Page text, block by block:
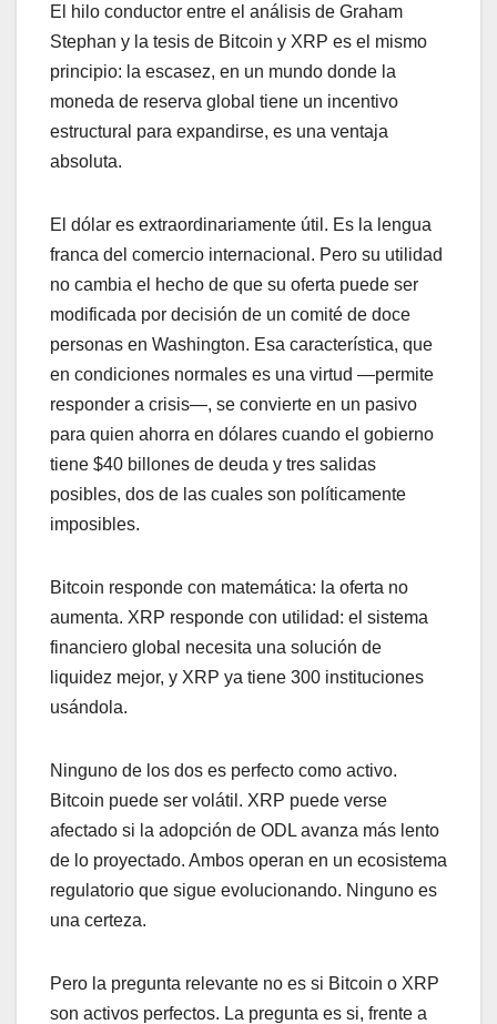
El hilo conductor entre el análisis de Graham
Stephan y la tesis de Bitcoin y XRP es el mismo
principio: la escasez, en un mundo donde la
moneda de reserva global tiene un incentivo
estructural para expandirse, es una ventaja
absoluta.
El dólar es extraordinariamente útil. Es la lengua
franca del comercio internacional. Pero su utilidad
no cambia el hecho de que su oferta puede ser
modificada por decisión de un comité de doce
personas en Washington. Esa característica, que
en condiciones normales es una virtud —permite
responder a crisis—, se convierte en un pasivo
para quien ahorra en dólares cuando el gobierno
tiene $40 billones de deuda y tres salidas
posibles, dos de las cuales son políticamente
imposibles.
Bitcoin responde con matemática: la oferta no
aumenta. XRP responde con utilidad: el sistema
financiero global necesita una solución de
liquidez mejor, y XRP ya tiene 300 instituciones
usándola.
Ninguno de los dos es perfecto como activo.
Bitcoin puede ser volátil. XRP puede verse
afectado si la adopción de ODL avanza más lento
de lo proyectado. Ambos operan en un ecosistema
regulatorio que sigue evolucionando. Ninguno es
una certeza.
Pero la pregunta relevante no es si Bitcoin o XRP
son activos perfectos. La pregunta es si, frente a